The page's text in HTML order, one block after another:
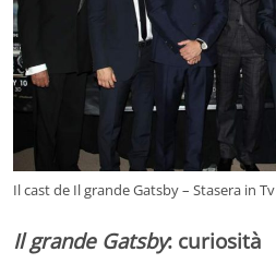
Il cast de Il grande Gatsby – Stasera in Tv
Il grande Gatsby: curiosità